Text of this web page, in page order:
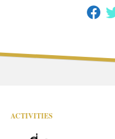
MOVIEACTIVITIES